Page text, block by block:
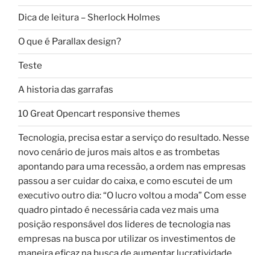
Dica de leitura – Sherlock Holmes
O que é Parallax design?
Teste
A historia das garrafas
10 Great Opencart responsive themes
Tecnologia, precisa estar a serviço do resultado. Nesse
novo cenário de juros mais altos e as trombetas
apontando para uma recessão, a ordem nas empresas
passou a ser cuidar do caixa, e como escutei de um
executivo outro dia: “O lucro voltou a moda” Com esse
quadro pintado é necessária cada vez mais uma
posição responsável dos lideres de tecnologia nas
empresas na busca por utilizar os investimentos de